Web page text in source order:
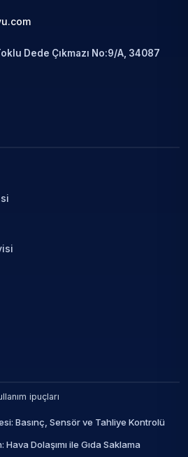
Dede Çıkmazı No:9/A, 34087
ipuçları
Basınç, Sensör ve Tahliye Kontrolü
Dolaşımı ile Gıda Saklama